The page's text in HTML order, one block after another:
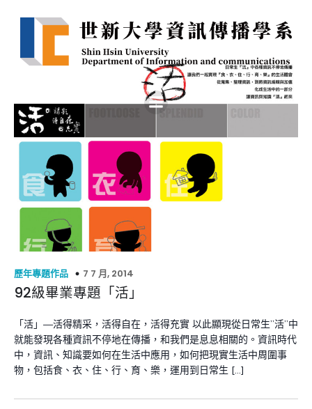
歷年專題作品 7 7 月, 2014
92級畢業專題「活」
「活」—活得精采，活得自在，活得充實 以此顯現從日常生”活”中
就能發現各種資訊不停地在傳播，和我們是息息相關的。資訊時代
中，資訊、知識要如何在生活中應用，如何把現實生活中周圍事
物，包括食、衣、住、行、育、樂，運用到日常生 […]